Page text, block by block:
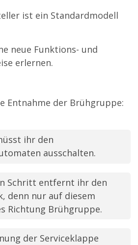
ist ein Standardmodell
neue Funktions- und
erlernen.
Entnahme der Brühgruppe:
ihr den
ausschalten.
Schritt entfernt ihr den
denn nur auf diesem
Richtung Brühgruppe.
der Serviceklappe